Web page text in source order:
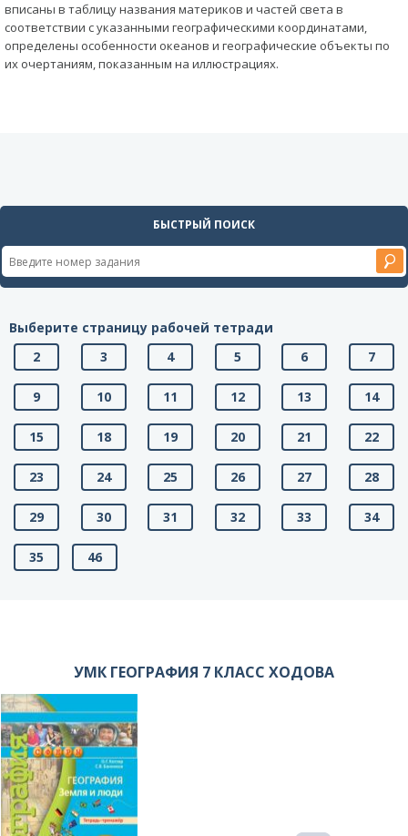
вписаны в таблицу названия материков и частей света в
соответствии с указанными географическими координатами,
определены особенности океанов и географические объекты по
их очертаниям, показанным на иллюстрациях.
БЫСТРЫЙ ПОИСК
Выберите страницу рабочей тетради
2
3 4 5 6 7
9 10 11 12 13 14
15 18 19 20 21 22
23 24 25 26 27 28
29 30 31 32 33 34
35 46
УМК ГЕОГРАФИЯ 7 КЛАСС ХОДОВА